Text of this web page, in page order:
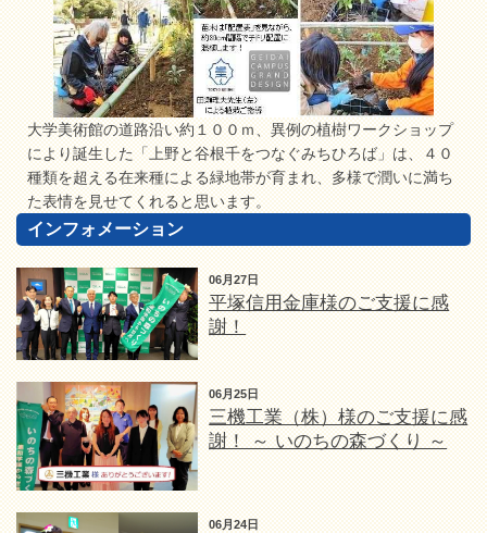
大学美術館の道路沿い約１００ｍ、異例の植樹ワークショップ
により誕生した「上野と谷根千をつなぐみちひろば」は、４０
種類を超える在来種による緑地帯が育まれ、多様で潤いに満ち
た表情を見せてくれると思います。
インフォメーション
06月27日
平塚信用金庫様のご支援に感
謝！
06月25日
三機工業（株）様のご支援に感
謝！ ～ いのちの森づくり ～
06月24日